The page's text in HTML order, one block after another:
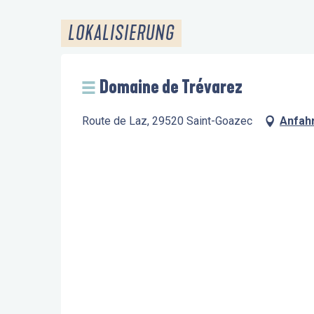
LOKALISIERUNG
Domaine de Trévarez
Route de Laz, 29520 Saint-Goazec